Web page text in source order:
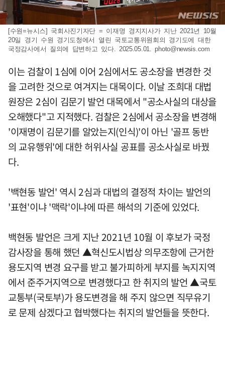
[수원=뉴시스] 국회사진기자단 = 이재명 경지지사가 지난 2021년 10월
20일 경기 수원 경기도청에서 열린 국토교통위원회의 경기도에 대한
국정감사에서 질의에 답변하고 있다. 2025.05.01.photo@newsis.com
이는 검찰이 1심에 이어 2심에서도 공소장을 변경한 것
을 고려한 것으로 여겨지는 대목이다. 이날 조희대 대법
원장은 2심이 김문기 발언 대목에서 "공소사실의 대상을
오해했다"고 지적했다. 검찰은 2심에서 공소장을 변경해
'이재명이 김문기를 알았는지(인식)'이 아닌 '골프 동반
의 교유행위'에 대한 허위사실 공표를 공소사실로 바꿨
다.
'백현동 발언' 역시 2심과 대법의 결정적 차이는 발언의
'표현'이냐 '맥락'이냐에 따른 해석의 기준에 있었다.
백현동 발언은 크게 지난 2021년 10월 이 후보가 국정
감사장을 통해 했던 ▲혁신도시법상 의무조항에 근거한
용도지역 변경 요구를 받고 불가피하게 부지를 녹지지역
에서 준주거지역으로 변경했다고 한 취지의 발언 ▲국토
교통부(국토부)가 용도변경을 해 주지 않으면 직무유기
로 문제 삼겠다고 협박했다는 취지의 발언들을 뜻한다.